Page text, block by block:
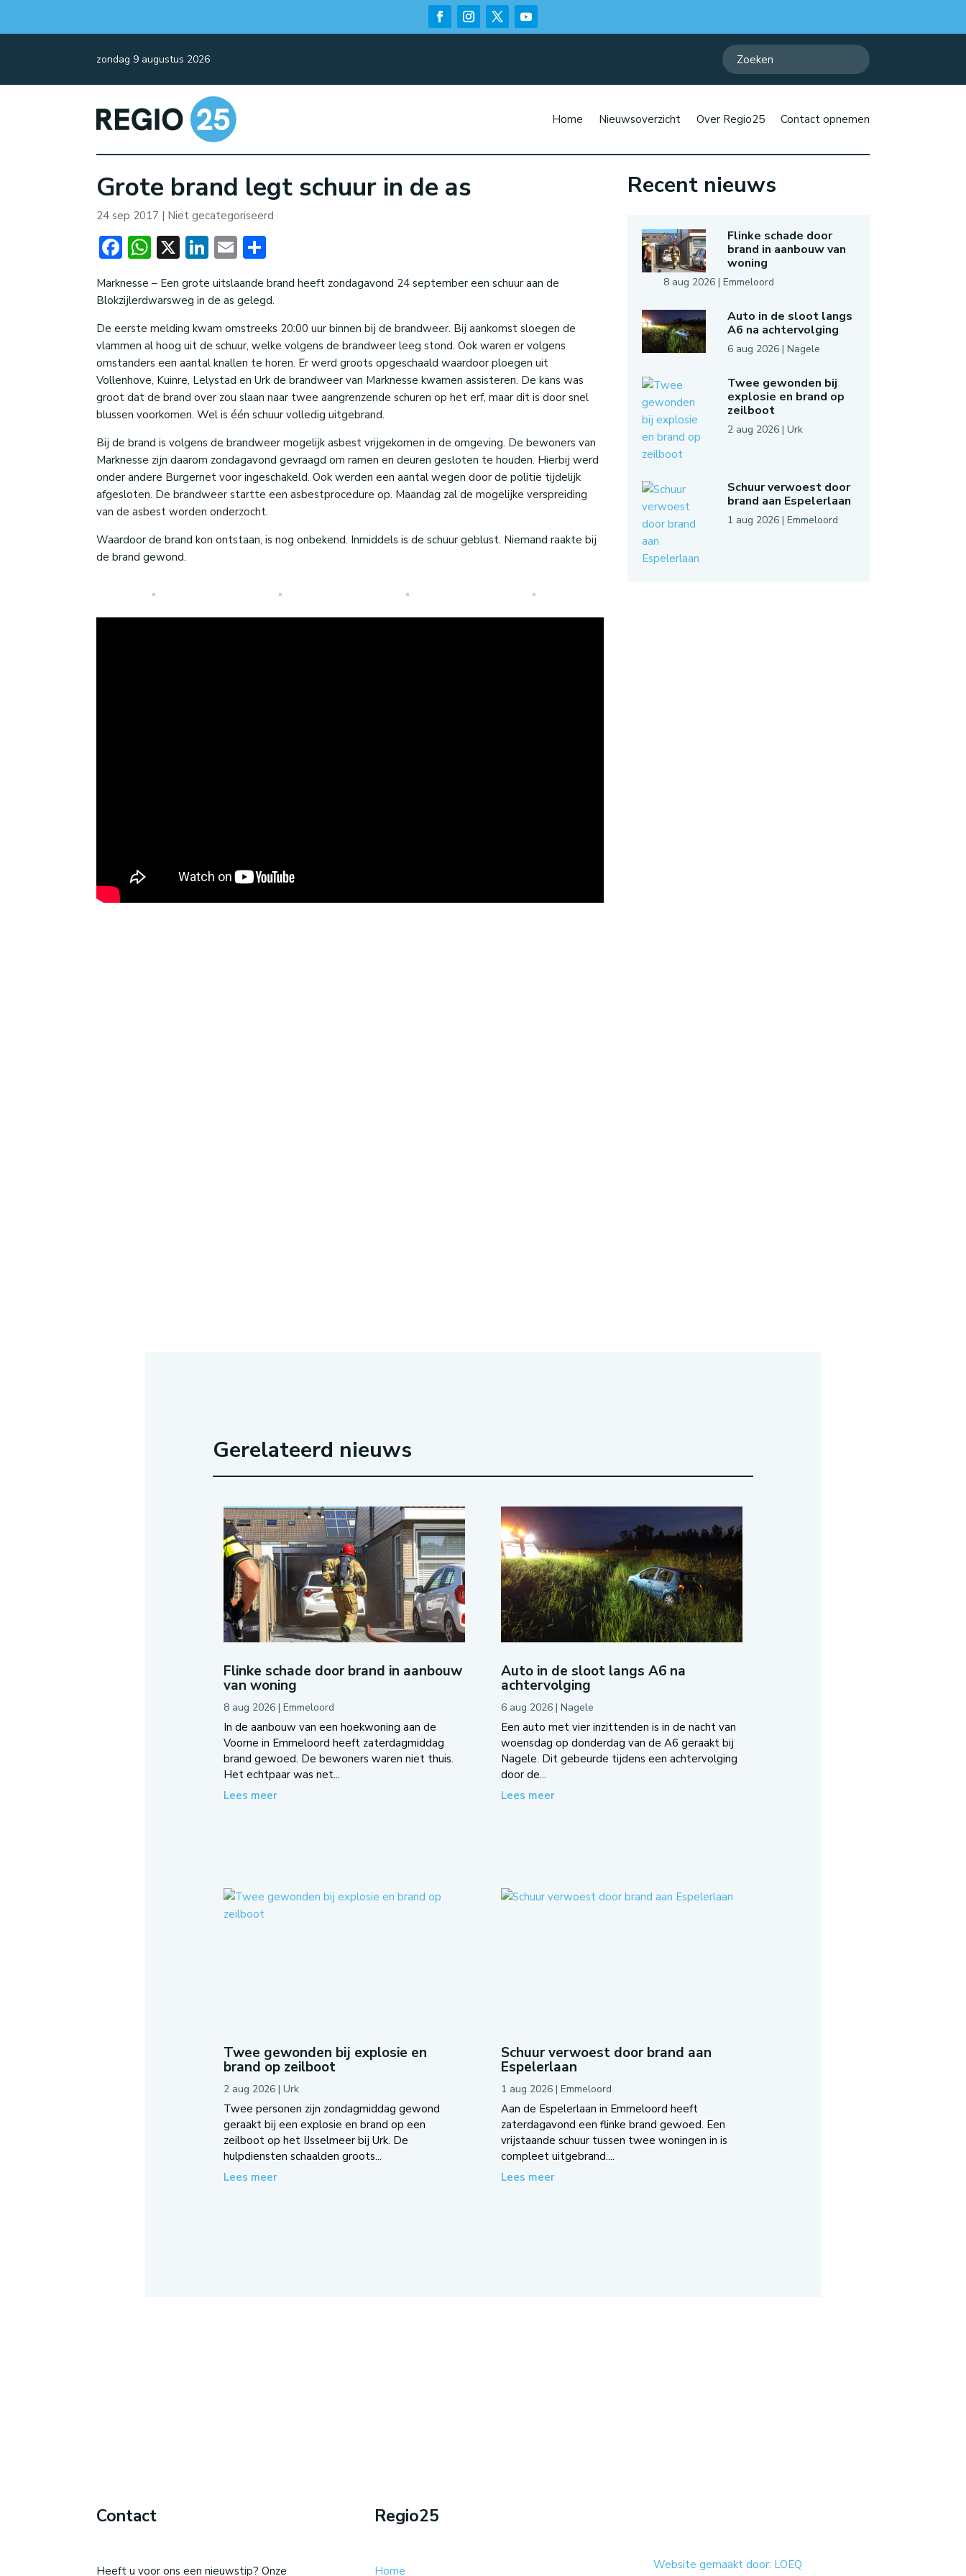
zondag 9 augustus 2026
Home Nieuwsoverzicht Over Regio25 Contact opnemen
Grote brand legt schuur in de as
24 sep 2017 | Niet gecategoriseerd
Facebook
WhatsApp
X LinkedIn
Email
Marknesse – Een grote uitslaande brand heeft zondagavond 24 september een schuur aan de
Blokzijlerdwarsweg in de as gelegd.
De eerste melding kwam omstreeks 20:00 uur binnen bij de brandweer. Bij aankomst sloegen de
vlammen al hoog uit de schuur, welke volgens de brandweer leeg stond. Ook waren er volgens
omstanders een aantal knallen te horen. Er werd groots opgeschaald waardoor ploegen uit
Vollenhove, Kuinre, Lelystad en Urk de brandweer van Marknesse kwamen assisteren. De kans was
groot dat de brand over zou slaan naar twee aangrenzende schuren op het erf, maar dit is door snel
blussen voorkomen. Wel is één schuur volledig uitgebrand.
Bij de brand is volgens de brandweer mogelijk asbest vrijgekomen in de omgeving. De bewoners van
Marknesse zijn daarom zondagavond gevraagd om ramen en deuren gesloten te houden. Hierbij werd
onder andere Burgernet voor ingeschakeld. Ook werden een aantal wegen door de politie tijdelijk
afgesloten. De brandweer startte een asbestprocedure op. Maandag zal de mogelijke verspreiding
van de asbest worden onderzocht.
Waardoor de brand kon ontstaan, is nog onbekend. Inmiddels is de schuur geblust. Niemand raakte bij
de brand gewond.
Recent nieuws
Flinke schade door
brand in aanbouw van
woning
8 aug 2026| Emmeloord
Auto in de sloot langs
A6 na achtervolging
6 aug 2026| Nagele
Twee gewonden bij
explosie en brand op
zeilboot
2 aug 2026| Urk
Schuur verwoest door
brand aan Espelerlaan
1 aug 2026| Emmeloord
Gerelateerd nieuws
Flinke schade door brand in aanbouw
van woning
8 aug 2026| Emmeloord
In de aanbouw van een hoekwoning aan de
Voorne in Emmeloord heeft zaterdagmiddag
brand gewoed. De bewoners waren niet thuis.
Het echtpaar was net...
Lees meer
Auto in de sloot langs A6 na
achtervolging
6 aug 2026| Nagele
Een auto met vier inzittenden is in de nacht van
woensdag op donderdag van de A6 geraakt bij
Nagele. Dit gebeurde tijdens een achtervolging
door de...
Lees meer
Twee gewonden bij explosie en
brand op zeilboot
2 aug 2026| Urk
Twee personen zijn zondagmiddag gewond
geraakt bij een explosie en brand op een
zeilboot op het IJsselmeer bij Urk. De
hulpdiensten schaalden groots...
Lees meer
Schuur verwoest door brand aan
Espelerlaan
1 aug 2026| Emmeloord
Aan de Espelerlaan in Emmeloord heeft
zaterdagavond een flinke brand gewoed. Een
vrijstaande schuur tussen twee woningen in is
compleet uitgebrand....
Lees meer
Contact
Heeft u voor ons een nieuwstip? Onze
Regio25
Home Website gemaakt door: LOEQ